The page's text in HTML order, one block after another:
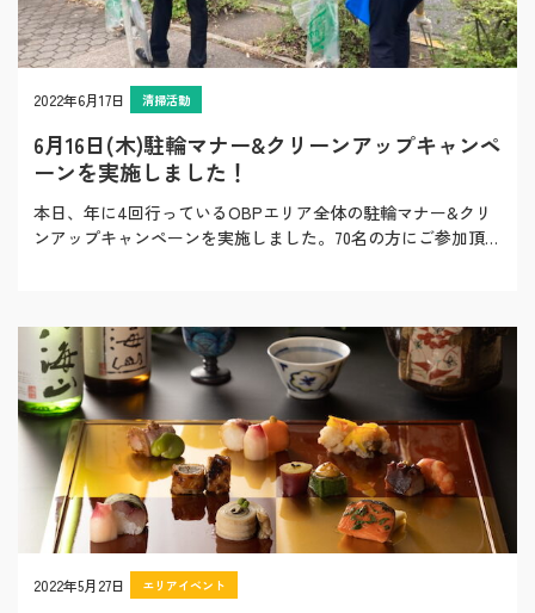
2022年6月17日 清掃活動
6月16日(木)駐輪マナー&クリーンアップキャンペ
ーンを実施しました！
本日、年に4回行っているOBPエリア全体の駐輪マナー&クリ
ンアップキャンペーンを実施しました。70名の方にご参加頂い
2022年5月27日 エリアイベント